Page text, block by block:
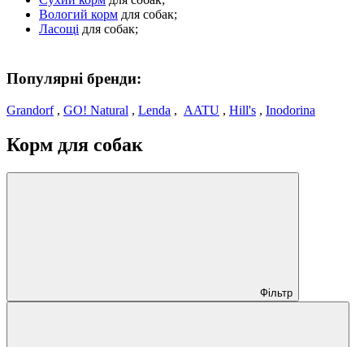
Вологий корм для собак;
Ласощі для собак;
Популярні бренди:
Grandorf, GO! Natural , Lenda , AATU , Hill's , Inodorina
Корм для собак
Фільтр